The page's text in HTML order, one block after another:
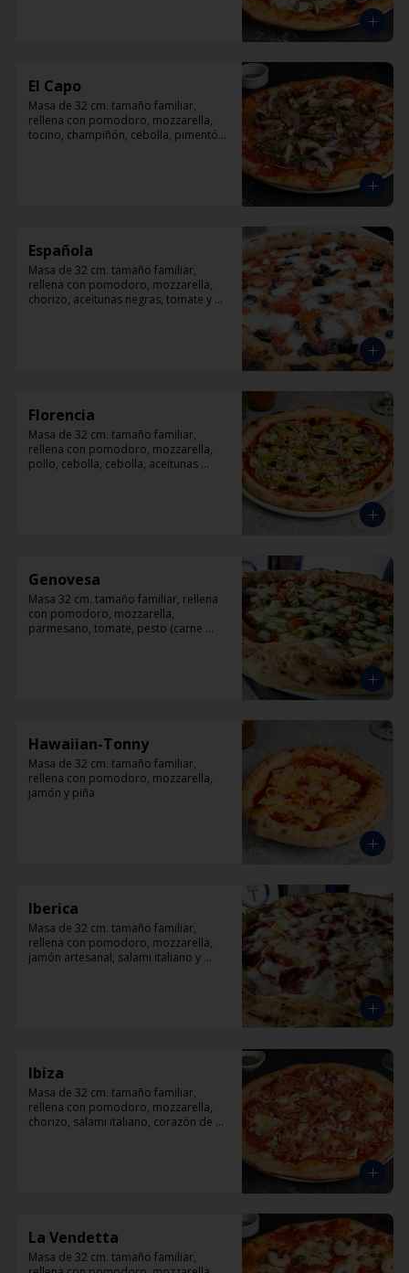
El Capo
Masa de 32 cm. tamaño familiar,
rellena con pomodoro, mozzarella,
tocino, champiñón, cebolla, pimentón,
Española
Masa de 32 cm. tamaño familiar,
rellena con pomodoro, mozzarella,
chorizo, aceitunas negras, tomate y
Florencia
Masa de 32 cm. tamaño familiar,
rellena con pomodoro, mozzarella,
pollo, cebolla, cebolla, aceitunas
Genovesa
Masa 32 cm. tamaño familiar, rellena
con pomodoro, mozzarella,
parmesano, tomate, pesto (carne
Hawaiian-Tonny
Masa de 32 cm. tamaño familiar,
rellena con pomodoro, mozzarella,
jamón y piña
Iberica
Masa de 32 cm. tamaño familiar,
rellena con pomodoro, mozzarella,
jamón artesanal, salami italiano y
Ibiza
Masa de 32 cm. tamaño familiar,
rellena con pomodoro, mozzarella,
chorizo, salami italiano, corazón de
La Vendetta
Masa de 32 cm. tamaño familiar,